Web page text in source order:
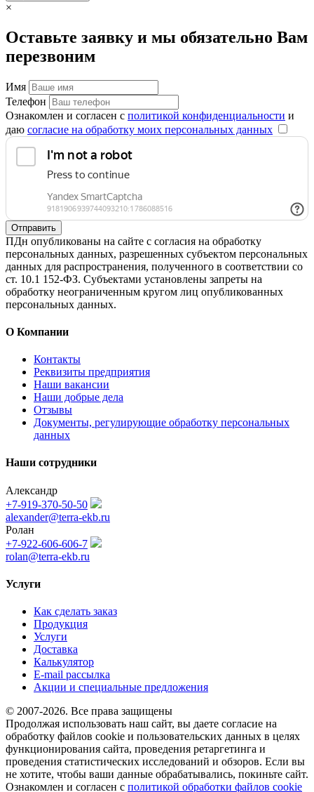
×
Оставьте заявку и мы обязательно Вам
перезвоним
Имя
Телефон
Ознакомлен и согласен с политикой конфиденциальности и
даю согласие на обработку моих персональных данных
Отправить
ПДн опубликованы на сайте с согласия на обработку
персональных данных, разрешенных субъектом персональных
данных для распространения, полученного в соответствии со
ст. 10.1 152-ФЗ. Субъектами установлены запреты на
обработку неограниченным кругом лиц опубликованных
персональных данных.
О Компании
Контакты
Реквизиты предприятия
Наши вакансии
Наши добрые дела
Отзывы
Документы, регулирующие обработку персональных
данных
Наши сотрудники
Александр
+7-919-370-50-50
alexander@terra-ekb.ru
Ролан
+7-922-606-606-7
rolan@terra-ekb.ru
Услуги
Как сделать заказ
Продукция
Услуги
Доставка
Калькулятор
E-mail рассылка
Акции и специальные предложения
© 2007-2026. Все права защищены
Продолжая использовать наш сайт, вы даете согласие на
обработку файлов cookie и пользовательских данных в целях
функционирования сайта, проведения ретаргетинга и
проведения статистических исследований и обзоров. Если вы
не хотите, чтобы ваши данные обрабатывались, покиньте сайт.
Ознакомлен и согласен с политикой обработки файлов cookie